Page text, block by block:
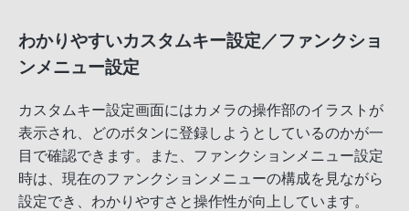
わかりやすいカスタムキー設定／ファンクショ
ンメニュー設定
カスタムキー設定画面にはカメラの操作部のイラストが
表示され、どのボタンに登録しようとしているのかが一
目で確認できます。また、ファンクションメニュー設定
時は、現在のファンクションメニューの構成を見ながら
設定でき、わかりやすさと操作性が向上しています。